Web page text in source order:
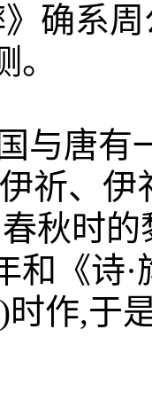
确系周
测。
唐有
祈、伊
秋时
和《诗
作,于